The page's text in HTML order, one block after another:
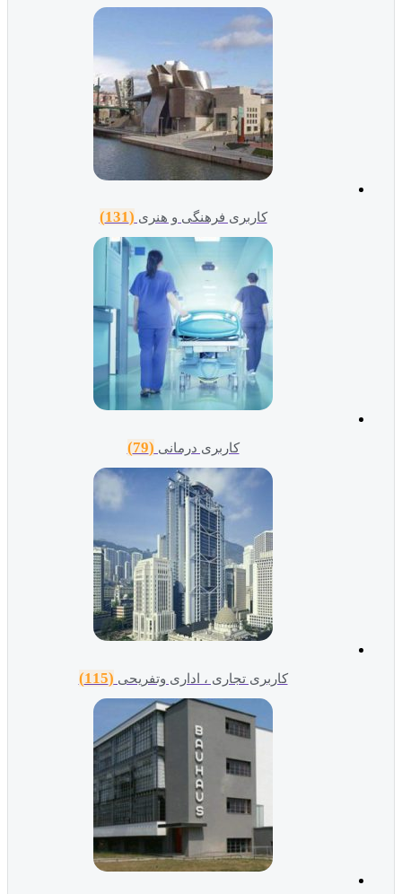
کاربری فرهنگی و هنری (131)
کاربری درمانی (79)
کاربری تجاری ، اداری وتفریحی(115)